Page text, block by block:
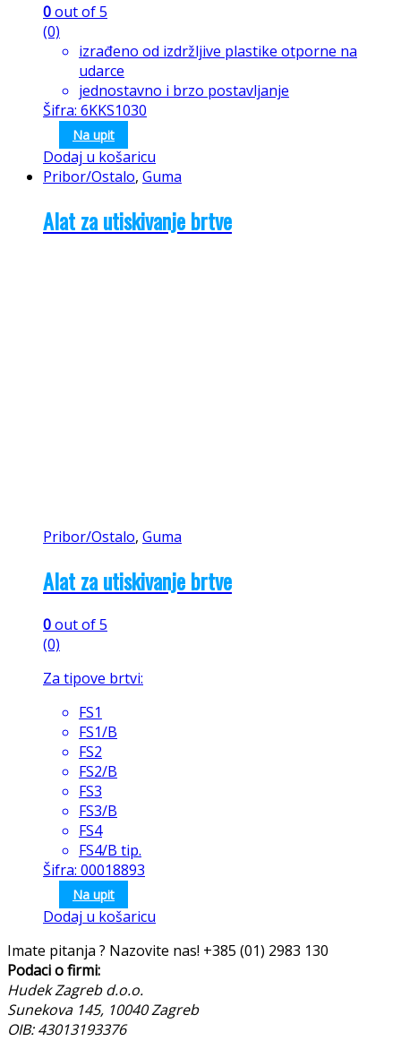
0out of 5
(0)
izrađeno od izdržljive plastike otporne na
udarce
jednostavno i brzo postavljanje
Šifra: 6KKS1030
Na upit
Dodaj u košaricu
Pribor/Ostalo, Guma
Alat za utiskivanje brtve
Pribor/Ostalo, Guma
Alat za utiskivanje brtve
0out of 5
(0)
Za tipove brtvi:
FS1
FS1/B
FS2
FS2/B
FS3
FS3/B
FS4
FS4/B tip.
Šifra: 00018893
Na upit
Dodaj u košaricu
Imate pitanja ? Nazovite nas! +385 (01) 2983 130
Podaci o firmi:
Hudek Zagreb d.o.o.
Sunekova 145, 10040 Zagreb
OIB: 43013193376